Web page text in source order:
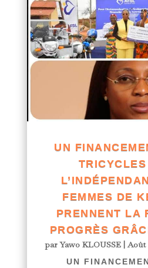
UN
FEMMES DE
PRENNENT LA
PROGRÈS
parYawo KLOUSSE |Août
UN